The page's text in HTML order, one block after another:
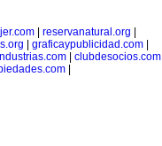
| reservanatural.org
graficaypublicidad.com
| clubdesocios.com|
|